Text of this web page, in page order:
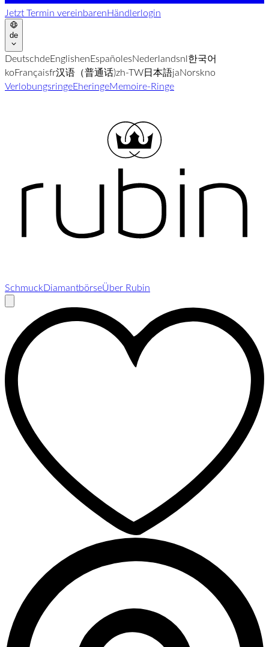
Jetzt Termin vereinbarenHändlerlogin
de
DeutschdeEnglishenEspañolesNederlandsnl한국어
koFrançaisfr汉语（普通话)zh-TW日本語jaNorskno
VerlobungsringeEheringeMemoire-Ringe
SchmuckDiamantbörseÜber Rubin